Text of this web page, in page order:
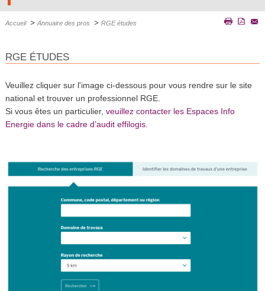
Accueil >Annuaire des pros > RGE études
RGE ÉTUDES
Veuillez cliquer sur l'image ci-dessous pour vous rendre sur le site
national et trouver un professionnel RGE.
Si vous êtes un particulier, veuillez contacter les Espaces Info
Energie dans le cadre d’audit effilogis.